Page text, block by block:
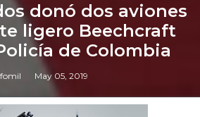
donó dos aviones
ligero Beechcraft
de Colombia
May 05, 2019